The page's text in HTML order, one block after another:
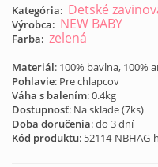
Kategória: Detské
Výrobca: NEW BABY
Farba: zelená
Materiál: 100% bavlna, 100%
Pohlavie: Pre chlapcov
Váha s balením: 0.4kg
Dostupnosť: Na sklade (7ks)
Doba doručenia: do 3 dní
Kód produktu: 52114-